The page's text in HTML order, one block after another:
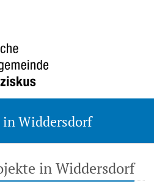
in Widdersdorf
in Widdersdorf